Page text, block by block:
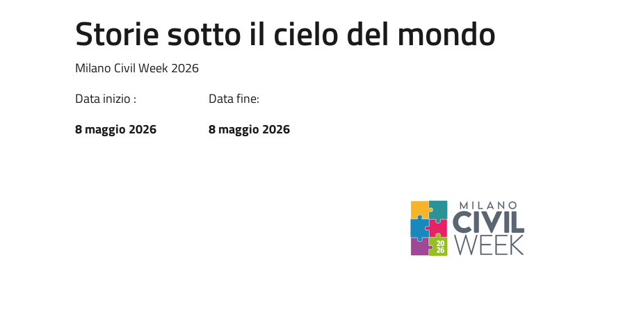
Storie sotto il cielo del mondo
Milano Civil Week 2026
Data inizio :
8 maggio 2026
Data fine:
8 maggio 2026